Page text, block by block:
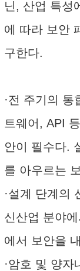
닌, 산업 특성
에 따라 보안
구한다.
·전 주기의
트웨어, API
안이 필수다.
를 아우르는
·설계 단계의
신산업 분야
에서 보안을
·암호 및 양자